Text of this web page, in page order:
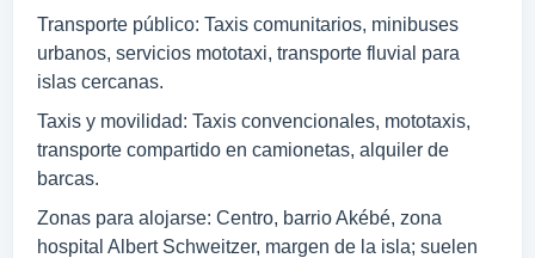
Transporte público: Taxis comunitarios, minibuses
urbanos, servicios mototaxi, transporte fluvial para
islas cercanas.
Taxis y movilidad: Taxis convencionales, mototaxis,
transporte compartido en camionetas, alquiler de
barcas.
Zonas para alojarse: Centro, barrio Akébé, zona
hospital Albert Schweitzer, margen de la isla; suelen